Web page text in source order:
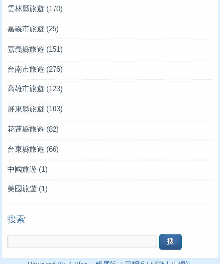
雲林縣旅遊 (170)
嘉義市旅遊 (25)
嘉義縣旅遊 (151)
台南市旅遊 (276)
高雄市旅遊 (123)
屏東縣旅遊 (103)
花蓮縣旅遊 (82)
台東縣旅遊 (66)
中國旅遊 (1)
美國旅遊 (1)
搜索